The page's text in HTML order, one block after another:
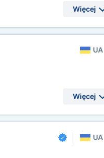
Więcej
UA
Więcej
UA